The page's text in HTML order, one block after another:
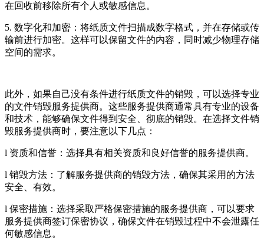
在回收前移除所有个人或敏感信息。
5. 数字化和加密：将纸质文件扫描成数字格式，并在存储或传
输前进行加密。这样可以保留文件的内容，同时减少物理存储
空间的需求。
此外，如果自己没有条件进行纸质文件的销毁，可以选择专业
的文件销毁服务提供商。这些服务提供商通常具有专业的设备
和技术，能够确保文件得到安全、彻底的销毁。在选择文件销
毁服务提供商时，要注意以下几点：
l 资质和信誉：选择具有相关资质和良好信誉的服务提供商。
l 销毁方法：了解服务提供商的销毁方法，确保其采用的方法
安全、有效。
l 保密措施：选择采取严格保密措施的服务提供商，可以要求
服务提供商签订保密协议，确保文件在销毁过程中不会泄露任
何敏感信息。